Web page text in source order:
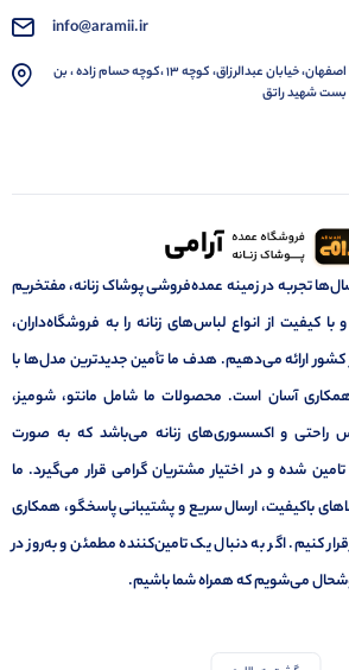
info@aramii.ir
اصفهان، خیابان عبدالرزاق، کوچه 13 ،کوچه حسام زاده ، بن
بست شهید راتق
سال‌ها تجربه در زمینه عمده‌فروشی پوشاک زنانه، مفتخریم
کیفیت از انواع لباس‌های زنانه را به فروشگاه‌داران،
ارائه می‌دهیم. هدف ما تأمین جدیدترین مدل‌ها با
آسان است. محصولات ما شامل مانتو، شومیز،
راحتی و اکسسوری‌های زنانه می‌باشد که به صورت
شده و در اختیار مشتریان گرامی قرار می‌گیرد. ما
باکیفیت، ارسال سریع و پشتیبانی پاسخگو، همکاری
کنیم. اگر به دنبال یک تامین‌کننده مطمئن و به‌روز در
می‌شویم که همراه شما باشیم.